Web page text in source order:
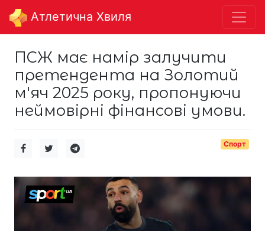
Aтлетична Хвиля
ПСЖ має намір залучити
претендента на Золотий
м'яч 2025 року, пропонуючи
неймовірні фінансові умови.
Спорт